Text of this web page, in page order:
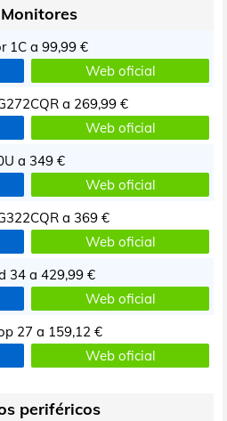
1C a 99,99 €
Web oficial
a 269,99 €
Web oficial
a 349 €
Web oficial
a 369 €
Web oficial
34 a 429,99 €
Web oficial
27 a 159,12 €
Web oficial
periféricos